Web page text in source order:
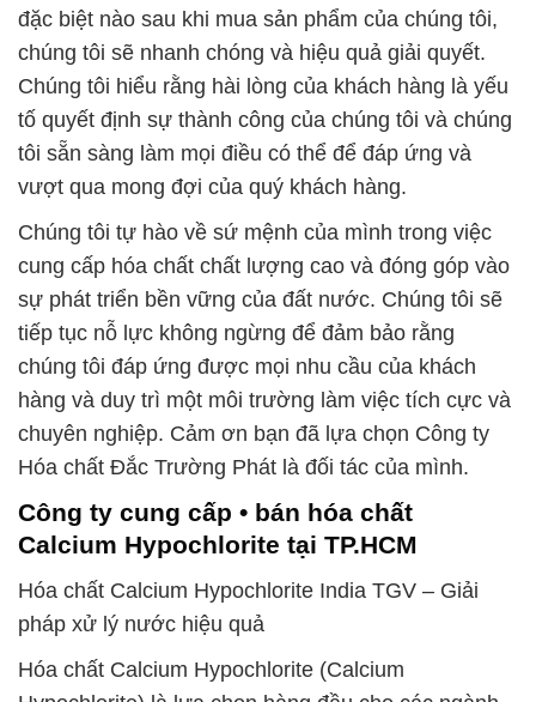
đặc biệt nào sau khi mua sản phẩm của chúng tôi,
chúng tôi sẽ nhanh chóng và hiệu quả giải quyết.
Chúng tôi hiểu rằng hài lòng của khách hàng là yếu
tố quyết định sự thành công của chúng tôi và chúng
tôi sẵn sàng làm mọi điều có thể để đáp ứng và
vượt qua mong đợi của quý khách hàng.
Chúng tôi tự hào về sứ mệnh của mình trong việc
cung cấp hóa chất chất lượng cao và đóng góp vào
sự phát triển bền vững của đất nước. Chúng tôi sẽ
tiếp tục nỗ lực không ngừng để đảm bảo rằng
chúng tôi đáp ứng được mọi nhu cầu của khách
hàng và duy trì một môi trường làm việc tích cực và
chuyên nghiệp. Cảm ơn bạn đã lựa chọn Công ty
Hóa chất Đắc Trường Phát là đối tác của mình.
Công ty cung cấp • bán hóa chất
Calcium Hypochlorite tại TP.HCM
Hóa chất Calcium Hypochlorite India TGV – Giải
pháp xử lý nước hiệu quả
Hóa chất Calcium Hypochlorite (Calcium